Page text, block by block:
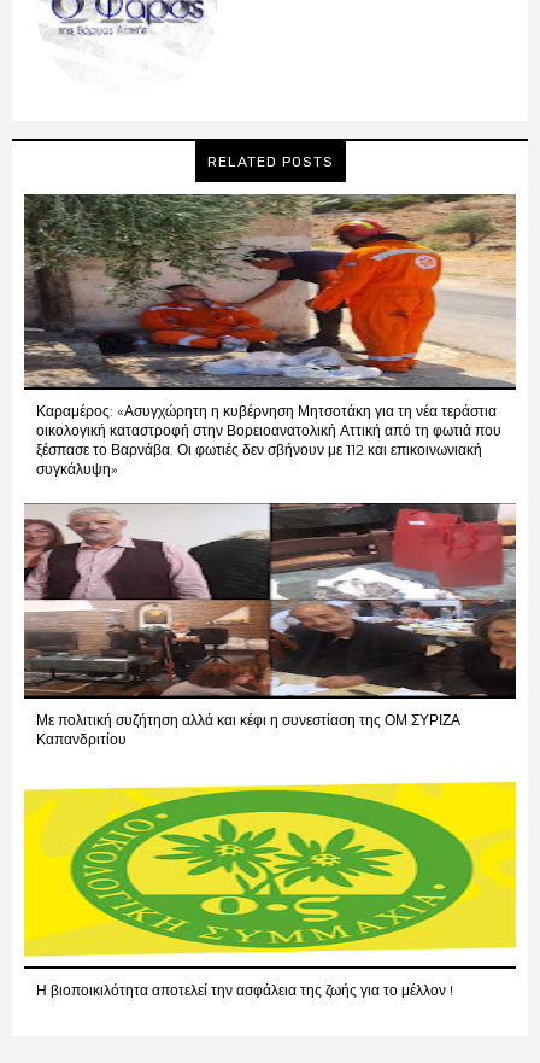
RELATED POSTS
Καραμέρος: «Ασυγχώρητη η κυβέρνηση Μητσοτάκη για τη νέα τεράστια
οικολογική καταστροφή στην Βορειοανατολική Αττική από τη φωτιά που
ξέσπασε το Βαρνάβα. Οι φωτιές δεν σβήνουν με 112 και επικοινωνιακή
συγκάλυψη»
Με πολιτική συζήτηση αλλά και κέφι η συνεστίαση της ΟΜ ΣΥΡΙΖΑ
Καπανδριτίου
Η βιοποικιλότητα αποτελεί την ασφάλεια της ζωής για το μέλλον !